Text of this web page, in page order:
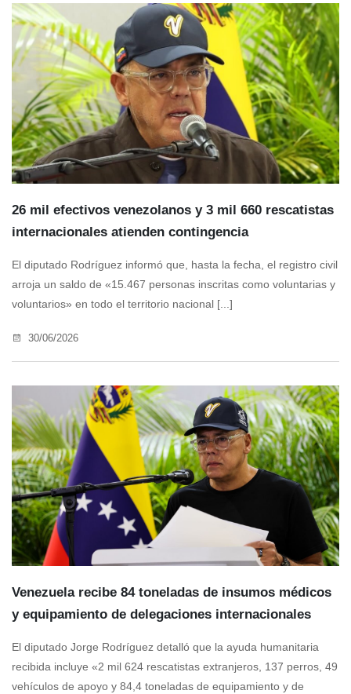
26 mil efectivos venezolanos y 3 mil 660 rescatistas
internacionales atienden contingencia
El diputado Rodríguez informó que, hasta la fecha, el registro civil
arroja un saldo de «15.467 personas inscritas como voluntarias y
voluntarios» en todo el territorio nacional [...]
30/06/2026
Venezuela recibe 84 toneladas de insumos médicos
y equipamiento de delegaciones internacionales
El diputado Jorge Rodríguez detalló que la ayuda humanitaria
recibida incluye «2 mil 624 rescatistas extranjeros, 137 perros, 49
vehículos de apoyo y 84,4 toneladas de equipamiento y de